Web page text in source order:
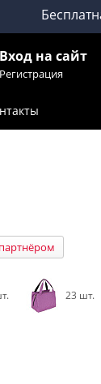
Вход на сайт
Регистрация
23 шт.